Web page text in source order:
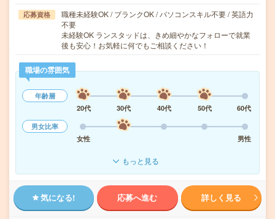
応募資格
職種未経験OK / ブランクOK / パソコンスキル不要 / 英語力
不要
未経験OK ランスタッドは、きめ細やかなフォローで就業
後も安心！お気軽に何でもご相談ください！
職場の雰囲気
年齢層
20代
30代 40代 50代
60代
男女比率
女性
男性
もっと見る
気になる! 応募へ進む 詳しく見る